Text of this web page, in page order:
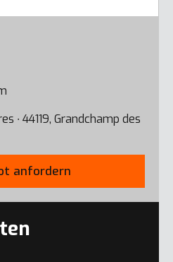
∙ 44119, Grandchamp des
anfordern